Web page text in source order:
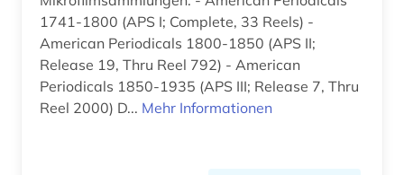
1741-1800 (APS I; Complete, 33 Reels) -
American Periodicals 1800-1850 (APS II;
Release 19, Thru Reel 792) - American
Periodicals 1850-1935 (APS III; Release 7, Thru
Reel 2000) D... Mehr Informationen